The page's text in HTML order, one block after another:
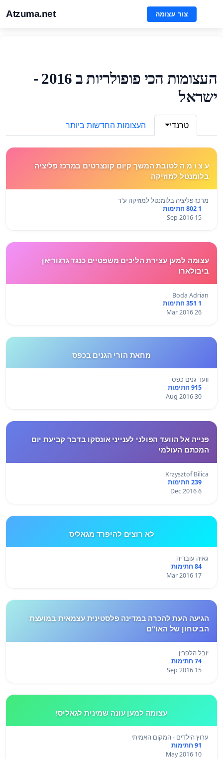
Atzuma.net צור עצומה
העצומות הכי פופולריות ב 2016 -
ישראל
טרנדי העצומות החדשות ביותר
ע צ ו מ ה לטובת המשך קיום קונצרטים במרכז פליציה
בלומנטל למוזיקה
מרכז פליציה בלומנטל למוזיקה ע'ר
1 802 חתימות
15 Sep 2016
עצומה למען עצירת הליכים משפטיים כנגד גרגוריאן
ביבולארו
Boda Adrian
1 351 חתימות
26 Mar 2016
מחאת הורי הגנים בכפס
וועד גנים כפס
915 חתימות
30 Aug 2016
פנייה אל הוועד הפולני לענייני אונסקו בדבר קביעת יום
המכתם העולמי
Krzysztof Bilica
239 חתימות
6 Dec 2016
לא רוצים להיפרד מגאליס
גאיה עובדיה
84 חתימות
17 Mar 2016
הגיעה העת להכרה במדינה פלסטינית עצמאית במועצת
הביטחון של האו"ם
יובל הלפרין
74 חתימות
15 Sep 2016
עצומה למען עונה שמינית לגאליס!
ערוץ הילדים - המקום האמיתי
91 חתימות
10 May 2016